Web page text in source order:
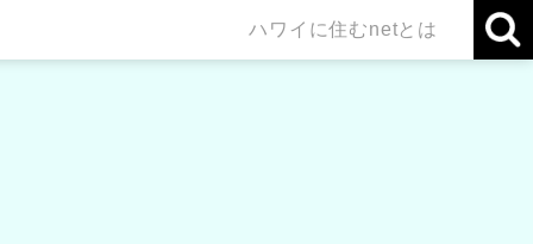
ハワイに住むnetとは